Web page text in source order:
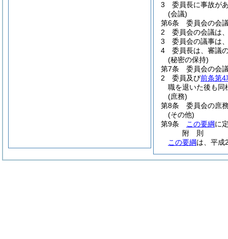
3
委員長に事故が
(会議)
第6条
委員会の会
2
委員会の会議は
3
委員会の議事は
4
委員長は、審議
(秘密の保持)
第7条
委員会の会
2
委員及び前条第4
職を退いた後も同
(庶務)
第8条
委員会の庶
(その他)
第9条
この要綱に
附 則
この要綱は、平成